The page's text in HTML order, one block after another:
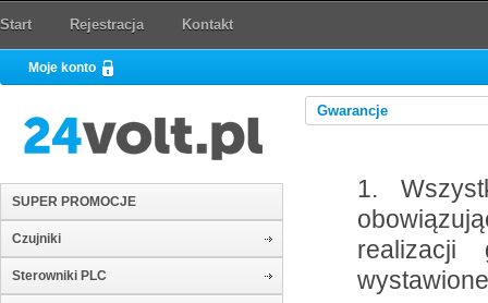
Start Rejestracja Kontakt
Moje konto
SUPER PROMOCJE
Czujniki
Sterowniki PLC
Gwarancje
1.
realizacji